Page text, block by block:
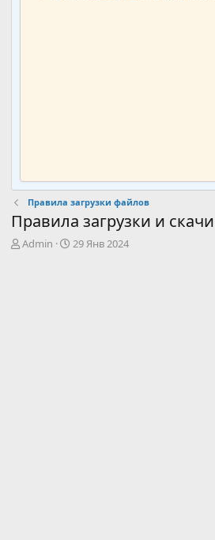
Правила загрузки файлов
Правила загрузки и
А
Admin
Д
29 Янв 2024